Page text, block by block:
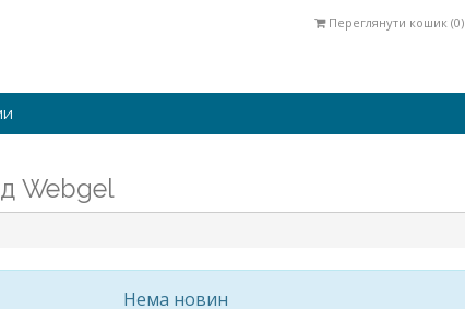
Переглянути кошик (0)
Webgel
Нема новин